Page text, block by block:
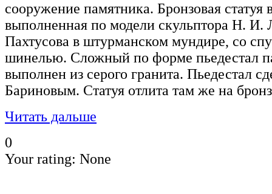
сооружение памятника. Бронзовая статуя
выполненная по модели скульптора Н. И.
Пахтусова в штурманском мундире, со
шинелью. Сложный по форме пьедестал
выполнен из серого гранита. Пьедестал
Бариновым. Статуя отлита там же на
Читать дальше
0
Your rating: None